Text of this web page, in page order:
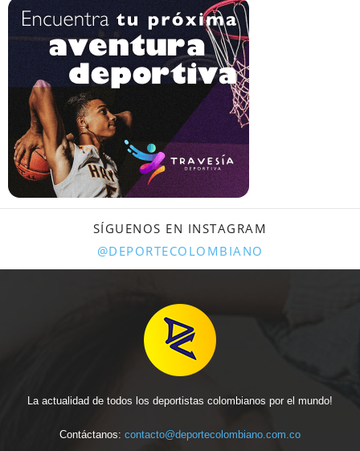
SÍGUENOS EN INSTAGRAM
@DEPORTECOLOMBIANO
La actualidad de todos los deportistas colombianos por el mundo!
Contáctanos: contacto@deportecolombiano.com.co